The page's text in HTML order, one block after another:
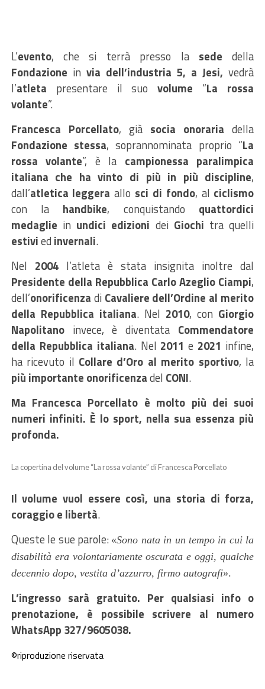
L’evento, che si terrà presso la sede della
Fondazione in via dell’industria 5, a Jesi,vedrà
l’atleta presentare il suovolume “La rossa
volante”.
Francesca Porcellato, giàsocia onoraria della
Fondazione stessa, soprannominata proprio “La
rossa volante”, è la campionessa paralimpica
italiana che ha vinto di più in più discipline,
dall’atletica leggera allo sci di fondo, al ciclismo
con la handbike, conquistando quattordici
medaglie in undici edizioni dei Giochi tra quelli
estivied invernali.
Nel 2004l’atleta è stata insignita inoltre dal
Presidente della Repubblica Carlo Azeglio Ciampi,
dell’onorificenza di Cavaliere dell’Ordine al merito
della Repubblica italiana. Nel 2010, con Giorgio
Napolitanoinvece, è diventata Commendatore
della Repubblica italiana. Nel 2011 e 2021 infine,
ha ricevuto il Collare d’Oro al merito sportivo, la
più importante onorificenzadel CONI.
Ma Francesca Porcellato è molto più dei suoi
numeri infiniti. È lo sport, nella sua essenza più
profonda.
La copertina del volume “La rossa volante” di Francesca Porcellato
Il volume vuol essere così, una storia di forza,
coraggio e libertà.
Queste le sue parole: «Sono nata in un tempo in cui la
disabilità era volontariamente oscurata e oggi, qualche
decennio dopo, vestita d’azzurro, firmo autografi».
L’ingresso sarà gratuito. Per qualsiasi info o
prenotazione, è possibile scrivere al numero
WhatsApp 327/9605038.
©riproduzione riservata